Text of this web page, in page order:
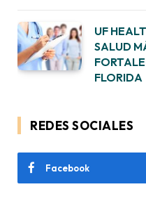
UF
SALUD
FLORIDA
REDES SOCIALES
Facebook